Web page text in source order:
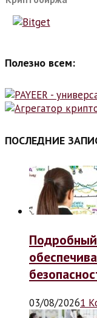
Полезно всем:
ПОСЛЕДНИЕ
03/08/20261